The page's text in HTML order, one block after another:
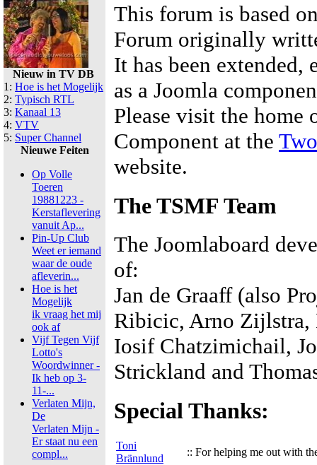
Nieuw in TV DB
1: Hoe is het Mogelijk
2: Typisch RTL
3: Kanaal 13
4: VTV
5: Super Channel
Nieuwe Feiten
Op Volle
Toeren
19881223 -
Kerstaflevering
vanuit Ap...
Pin-Up Club
Weet er iemand
waar de oude
afleverin...
Hoe is het
Mogelijk
ik vraag het mij
ook af
Vijf Tegen Vijf
Lotto's
Woordwinner -
Ik heb op 3-
11-...
Verlaten Mijn,
De
Verlaten Mijn -
Er staat nu een
compl...
This forum is based
Forum originally
It has been extended,
as a Joomla
Please visit the home
Component at the
website.
The TSMF Team
The Joomlaboard
of:
Jan de Graaff (also
Ribicic, Arno Zijlstra,
Iosif Chatzimichail,
Strickland and
Special Thanks:
Toni
Brännlund
:: For helping me out with